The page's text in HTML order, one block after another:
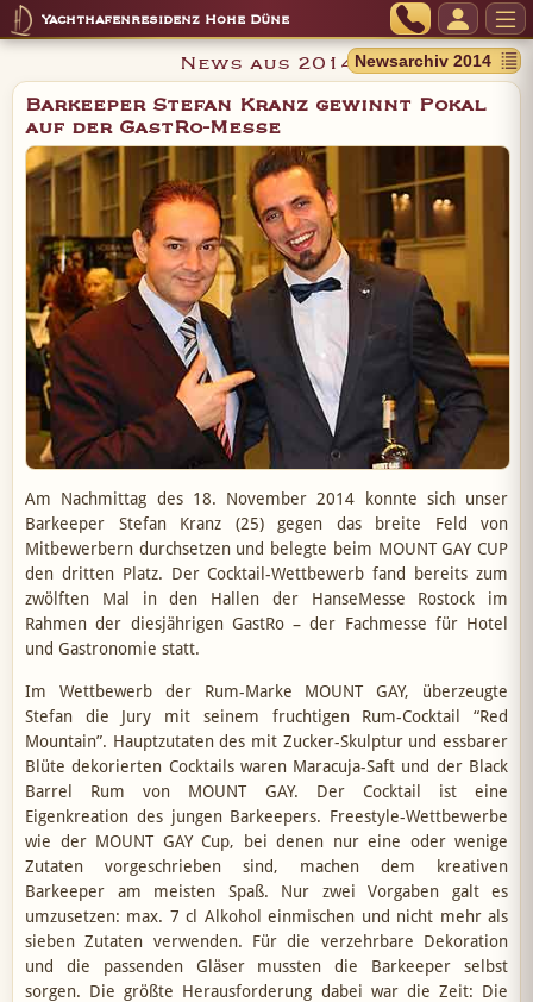
Yachthafenresidenz Hohe Düne
News aus 2014
Barkeeper Stefan Kranz gewinnt Pokal
auf der GastRo-Messe
Am Nachmittag des 18. November 2014 konnte sich unser
Barkeeper Stefan Kranz (25) gegen das breite Feld von
Mitbewerbern durchsetzen und belegte beim MOUNT GAY CUP
den dritten Platz. Der Cocktail-Wettbewerb fand bereits zum
zwölften Mal in den Hallen der HanseMesse Rostock im
Rahmen der diesjährigen GastRo – der Fachmesse für Hotel
und Gastronomie statt.
Im Wettbewerb der Rum-Marke MOUNT GAY, überzeugte
Stefan die Jury mit seinem fruchtigen Rum-Cocktail “Red
Mountain”. Hauptzutaten des mit Zucker-Skulptur und essbarer
Blüte dekorierten Cocktails waren Maracuja-Saft und der Black
Barrel Rum von MOUNT GAY. Der Cocktail ist eine
Eigenkreation des jungen Barkeepers. Freestyle-Wettbewerbe
wie der MOUNT GAY Cup, bei denen nur eine oder wenige
Zutaten vorgeschrieben sind, machen dem kreativen
Barkeeper am meisten Spaß. Nur zwei Vorgaben galt es
umzusetzen: max. 7 cl Alkohol einmischen und nicht mehr als
sieben Zutaten verwenden. Für die verzehrbare Dekoration
und die passenden Gläser mussten die Barkeeper selbst
sorgen. Die größte Herausforderung dabei war die Zeit: Die